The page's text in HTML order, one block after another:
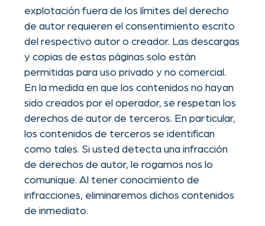
Theaterstraße 30-32
52062 Aachen
AGB
legal notice
privacy policy
This website uses cookies.
Please read ourprivacy
policyfor details. Decline
OK